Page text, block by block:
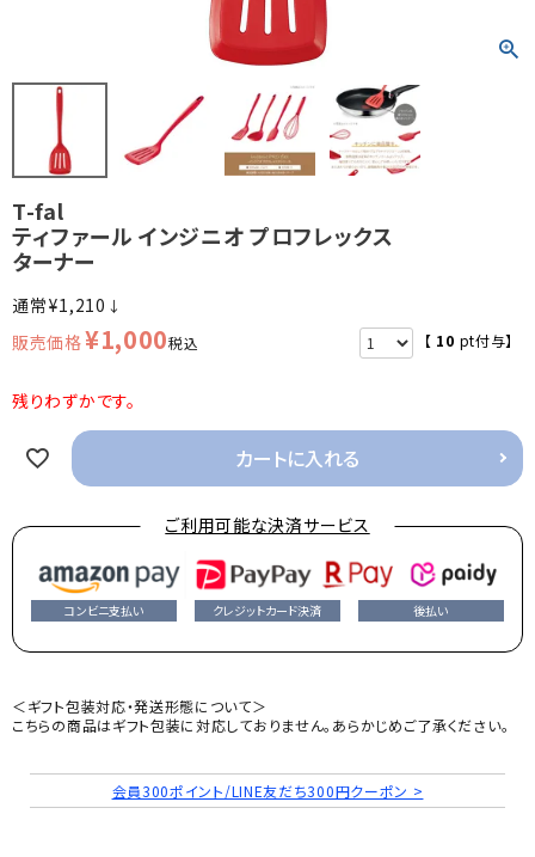
T-fal
ティファール インジニオ プロフレックス
ターナー
¥1,210 ↓
¥1,000税込 【 10 pt付与】
残りわずかです。
カートに入れる
ご利用可能な決済サービス
コンビニ支払い クレジットカード決済 後払い
＜ギフト包装対応・発送形態について＞
こちらの商品はギフト包装に対応しておりません。あらかじめご了承ください。
会員300ポイント/LINE友だち300円クーポン >